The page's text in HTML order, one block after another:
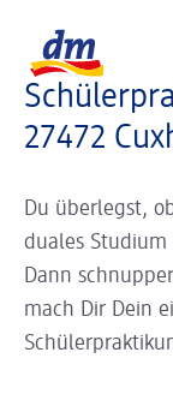
27472
Du überlegst,
duales Studium
Dann
mach Dir Dein